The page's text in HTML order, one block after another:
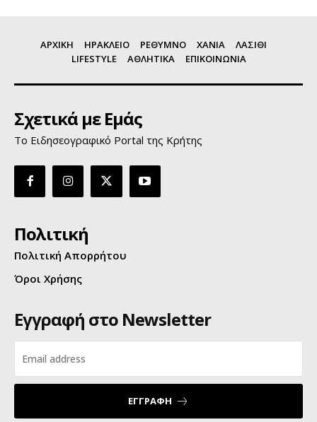
ΑΡΧΙΚΗ ΗΡΑΚΛΕΙΟ ΡΕΘΥΜΝΟ ΧΑΝΙΑ
ΛΑΣΙΘΙ
LIFESTYLE
ΑΘΛΗΤΙΚΑ ΕΠΙΚΟΙΝΩΝΙΑ
Σχετικά με Εμάς
Το Ειδησεογραφικό Portal της Κρήτης
Πολιτική
Πολιτική Απορρήτου
Όροι Χρήσης
Εγγραφή στο Newsletter
ΕΓΓΡΑΦΗ